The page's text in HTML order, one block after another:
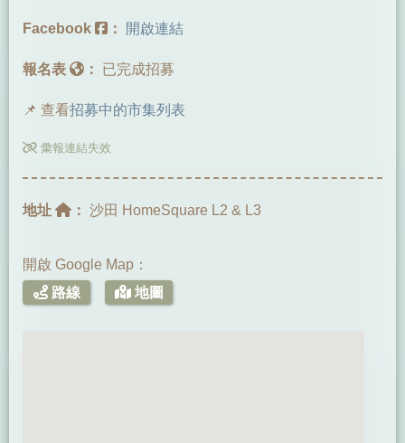
Facebook ： 開啟連結
報名表 ： 已完成招募
📌 查看招募中的市集列表
彙報連結失效
地址 ： 沙田 HomeSquare L2 & L3
開啟 Google Map：
路線
地圖